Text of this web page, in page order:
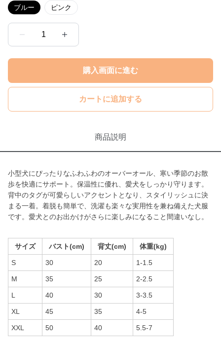
ブルー ピンク
1
購入画面に進む
カートに追加する
商品説明
小型犬にぴったりなふわふわのオーバーオール、寒い季節のお散
歩を快適にサポート。保温性に優れ、愛犬をしっかり守ります。
背中のタグが可愛らしいアクセントとなり、スタイリッシュに決
まる一着。着脱も簡単で、洗濯も楽々な実用性を兼ね備えた犬服
です。愛犬とのお出かけがさらに楽しみになること間違いなし。
サイズ バスト(cm) 背丈(cm) 体重(kg)
S 30 20 1-1.5
M 35 25 2-2.5
L 40 30 3-3.5
XL 45 35 4-5
XXL 50 40 5.5-7